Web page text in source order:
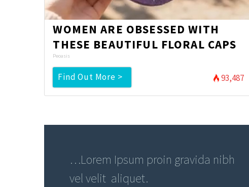
WOMEN ARE OBSESSED WITH
THESE BEAUTIFUL FLORAL CAPS
Peoasis
Find Out More > 93,487
…Lorem Ipsum proin gravida nibh
vel velit aliquet.